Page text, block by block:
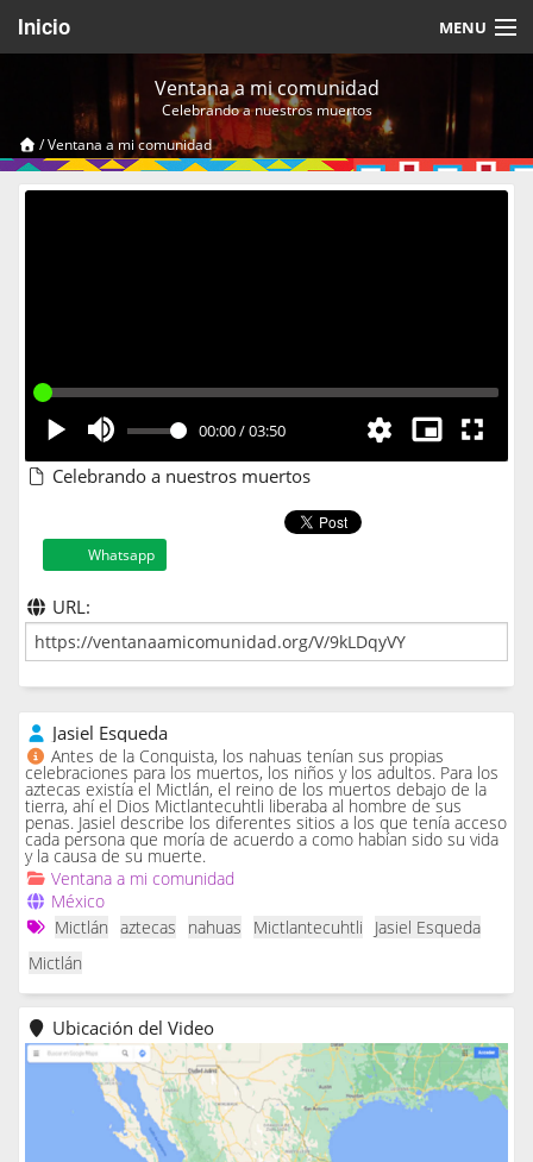
Inicio MENU
Videos Temáticos
Cerrar Sesión
Ventana a mi comunidad
Celebrando a nuestros muertos
/Ventana a mi comunidad
00:00/03:50
Celebrando a nuestros muertos
Whatsapp
URL:
Jasiel Esqueda
Antes de la Conquista, los nahuas tenían sus propias
celebraciones para los muertos, los niños y los adultos. Para los
aztecas existía el Mictlán, el reino de los muertos debajo de la
tierra, ahí el Dios Mictlantecuhtli liberaba al hombre de sus
penas. Jasiel describe los diferentes sitios a los que tenía acceso
cada persona que moría de acuerdo a como habían sido su vida
y la causa de su muerte.
Ventana a mi comunidad
México
Mictlán aztecas nahuas Mictlantecuhtli
Jasiel Esqueda
Mictlán
Ubicación del Video